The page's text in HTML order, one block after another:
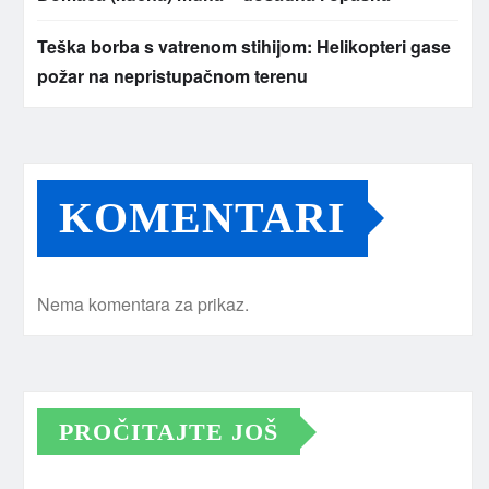
Teška borba s vatrenom stihijom: Helikopteri gase
požar na nepristupačnom terenu
KOMENTARI
Nema komentara za prikaz.
PROČITAJTE JOŠ